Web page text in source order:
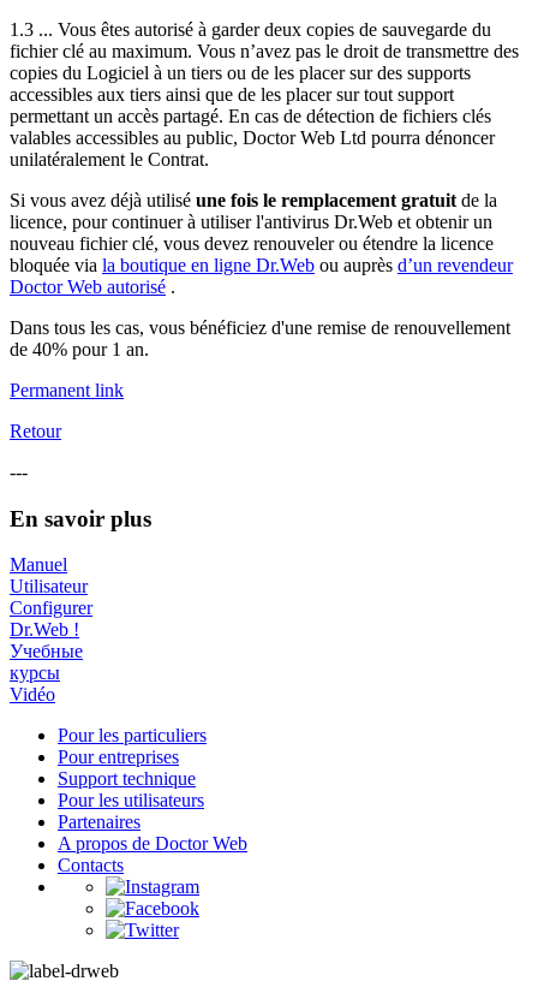
1.3 ... Vous êtes autorisé à garder deux copies de sauvegarde du
fichier clé au maximum. Vous n’avez pas le droit de transmettre des
copies du Logiciel à un tiers ou de les placer sur des supports
accessibles aux tiers ainsi que de les placer sur tout support
permettant un accès partagé. En cas de détection de fichiers clés
valables accessibles au public, Doctor Web Ltd pourra dénoncer
unilatéralement le Contrat.
Si vous avez déjà utilisé une fois le remplacement gratuit de la
licence, pour continuer à utiliser l'antivirus Dr.Web et obtenir un
nouveau fichier clé, vous devez renouveler ou étendre la licence
bloquée via la boutique en ligne Dr.Web ou auprès d’un revendeur
Doctor Web autorisé .
Dans tous les cas, vous bénéficiez d'une remise de renouvellement
de 40% pour 1 an.
Permanent link
Retour
---
En savoir plus
Manuel
Utilisateur
Configurer
Dr.Web !
Учебные
курсы
Vidéo
Pour les particuliers
Pour entreprises
Support technique
Pour les utilisateurs
Partenaires
A propos de Doctor Web
Contacts